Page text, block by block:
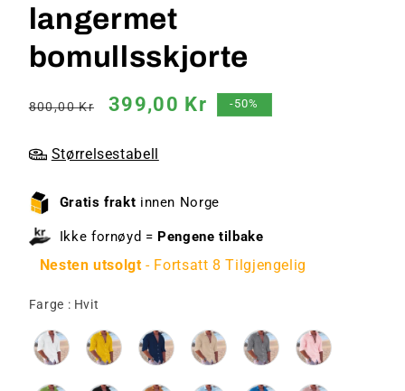
langermet
bomullsskjorte
Vanlig
800,00 Kr Salgspris
399,00 Kr -50%
Størrelsestabell
Gratis frakt innen Norge
Ikke fornøyd = Pengene tilbake
Nesten utsolgt - Fortsatt 8 Tilgjengelig
Farge : Hvit